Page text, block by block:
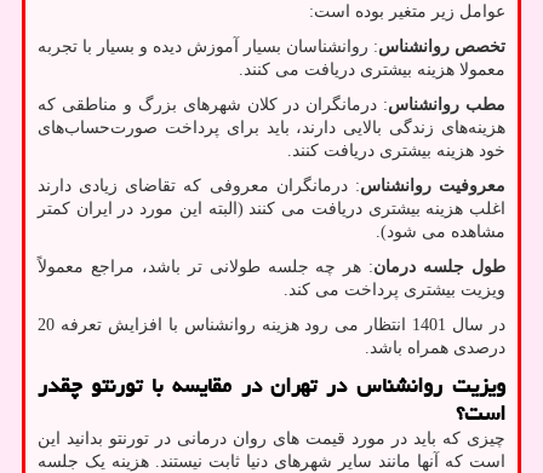
عوامل زیر متغیر بوده است:
تخصص روانشناس: روانشناسان بسیار آموزش دیده و بسیار با تجربه
معمولا هزینه بیشتری دریافت می کنند.
مطب روانشناس: درمانگران در کلان ‌شهرهای بزرگ و مناطقی که
هزینه‌های زندگی بالایی دارند، باید برای پرداخت صورت‌حساب‌های
خود هزینه بیشتری دریافت کنند.
معروفیت روانشناس: درمانگران معروفی که تقاضای زیادی دارند
اغلب هزینه بیشتری دریافت می کنند (البته این مورد در ایران کمتر
مشاهده می شود).
طول جلسه درمان: هر چه جلسه طولانی تر باشد، مراجع معمولاً
ویزیت بیشتری پرداخت می کند.
در سال 1401 انتظار می رود هزینه روانشناس با افزایش تعرفه 20
درصدی همراه باشد.
ویزیت روانشناس در تهران در مقایسه با تورنتو چقدر
است؟
چیزی که باید در مورد قیمت های روان درمانی در تورنتو بدانید این
است که آنها مانند سایر شهرهای دنیا ثابت نیستند. هزینه یک جلسه